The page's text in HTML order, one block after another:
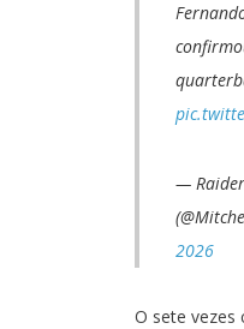
—
2026
O sete vezes